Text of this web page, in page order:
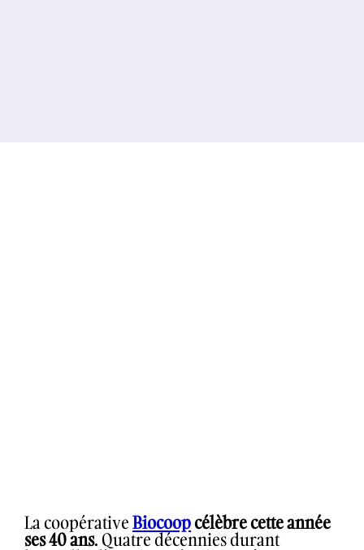
La coopérativeBiocoopcélèbre cette année
ses 40 ans. Quatre décennies durant